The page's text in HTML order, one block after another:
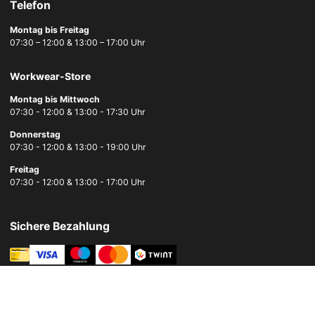
Telefon
Montag bis Freitag
07:30 – 12:00 & 13:00 – 17:00 Uhr
Workwear-Store
Montag bis Mittwoch
07:30 - 12:00 & 13:00 - 17:30 Uhr
Donnerstag
07:30 - 12:00 & 13:00 - 19:00 Uhr
Freitag
07:30 - 12:00 & 13:00 - 17:00 Uhr
Sichere Bezahlung